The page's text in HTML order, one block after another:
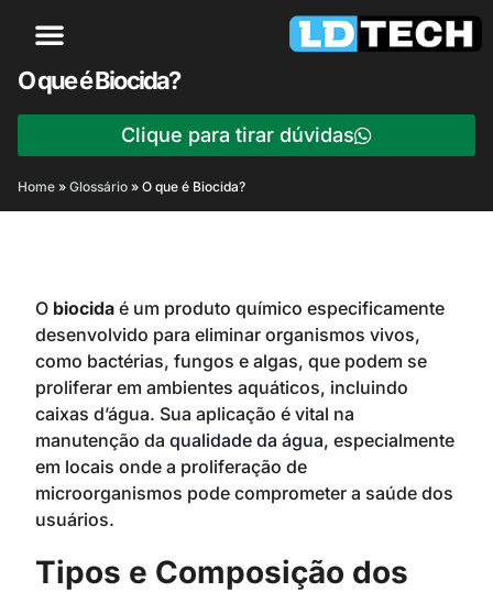
O que é Biocida?
Clique para tirar dúvidas
Home » Glossário » O que é Biocida?
O biocida é um produto químico especificamente
desenvolvido para eliminar organismos vivos,
como bactérias, fungos e algas, que podem se
proliferar em ambientes aquáticos, incluindo
caixas d’água. Sua aplicação é vital na
manutenção da qualidade da água, especialmente
em locais onde a proliferação de
microorganismos pode comprometer a saúde dos
usuários.
Tipos e Composição dos